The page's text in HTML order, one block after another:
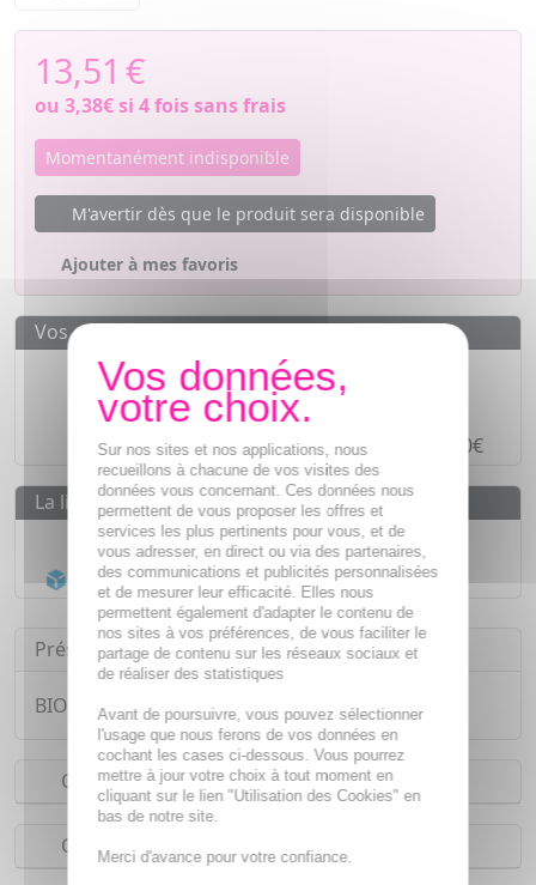
13,51 €
ou 3,38€si 4 fois sans frais
Momentanément indisponible
M'avertir dès que le produit sera disponible
Ajouter à mes favoris
Vos avantages
Des prixIMBATTABLES
Paiement en ligneSÉCURISÉ
Paiement en4 fois sans fraisà partir de 30€
La livraison
Livraison gratuite dès55€
Acheminement Chronoposten 24h*
Présentation
BIOCYTE Bio - Imperfections Bio 30 comprimés.
Conseils d'utilisation
Composition
Sur nos sites et nos applications, nous
recueillons à chacune de vos visites des
données vous concernant. Ces données nous
permettent de vous proposer les offres et
services les plus pertinents pour vous, et de
vous adresser, en direct ou via des partenaires,
des communications et publicités personnalisées
et de mesurer leur efficacité. Elles nous
permettent également d'adapter le contenu de
nos sites à vos préférences, de vous faciliter le
partage de contenu sur les réseaux sociaux et
de réaliser des statistiques
Avant de poursuivre, vous pouvez sélectionner
l'usage que nous ferons de vos données en
cochant les cases ci-dessous. Vous pourrez
mettre à jour votre choix à tout moment en
cliquant sur le lien "Utilisation des Cookies" en
bas de notre site.
Merci d'avance pour votre confiance.